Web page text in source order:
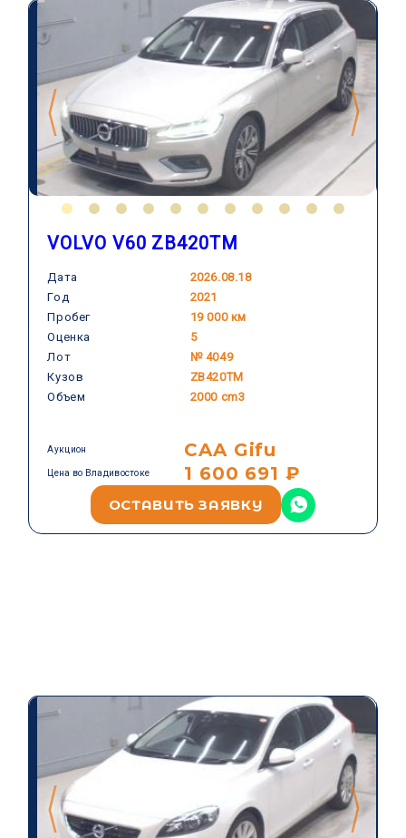
VOLVO V60 ZB420TM
Дата
2026.08.18
Год
2021
Пробег
19 000 км
Оценка
5
Лот
№ 4049
Кузов
ZB420TM
Объем
2000 cm3
VOLVO
CAA Gifu
Аукцион
1 600 691 ₽
Цена во Владивостоке
ОСТАВИТЬ ЗАЯВКУ